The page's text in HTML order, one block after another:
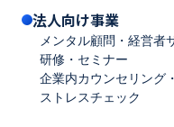
法人向け事業
メンタル顧問・経営者
研修・セミナー
企業内カウンセリング
ストレスチェック